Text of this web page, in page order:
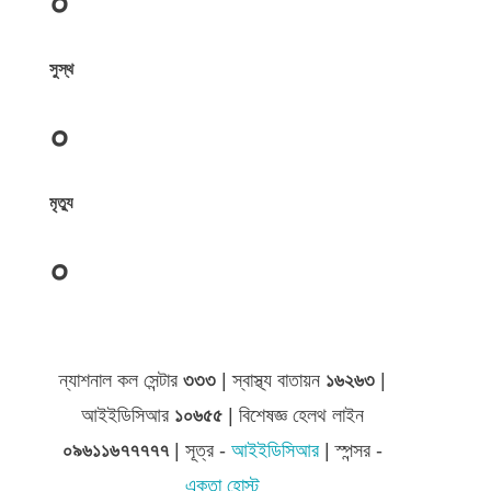
সুস্থ
০
মৃত্যু
০
ন্যাশনাল কল সেন্টার৩৩৩ | স্বাস্থ্য বাতায়ন ১৬২৬৩
আইইডিসিআর ১০৬৫৫ | বিশেষজ্ঞ হেলথ লাইন
০৯৬১১৬৭৭৭৭৭| সূত্র -আইইডিসিআর| স্পন্সর -
একতা হোস্ট